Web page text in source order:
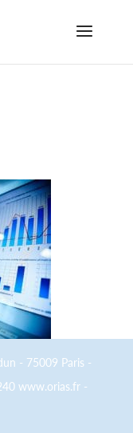
- 75009 Paris -
www.orias.fr -